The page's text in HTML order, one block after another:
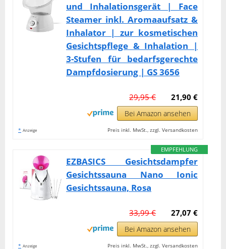
und Inhalationsgerät | Face
Steamer inkl. Aromaaufsatz &
Inhalator | zur kosmetischen
Gesichtspflege & Inhalation |
3-Stufen für bedarfsgerechte
Dampfdosierung | GS 3656
21,90 €
29,95 €
Bei Amazon ansehen
* Anzeige Preis inkl. MwSt., zzgl. Versandkosten
EMPFEHLUNG
EZBASICS Gesichtsdampfer
Gesichtssauna Nano Ionic
Gesichtssauna, Rosa
27,07 €
33,99 €
Bei Amazon ansehen
* Anzeige Preis inkl. MwSt., zzgl. Versandkosten